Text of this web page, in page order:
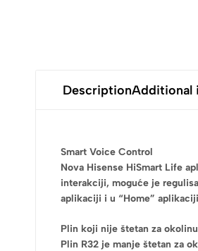
DescriptionAdditional
Smart Voice Control
Nova Hisense HiSmart Life
interakciji, moguće je
aplikaciji i u “Home”
Plin koji nije štetan za okolinu
Plin R32 je manje štetan za